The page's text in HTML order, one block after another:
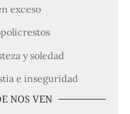
exceso
y soledad
e inseguridad
NOS VEN